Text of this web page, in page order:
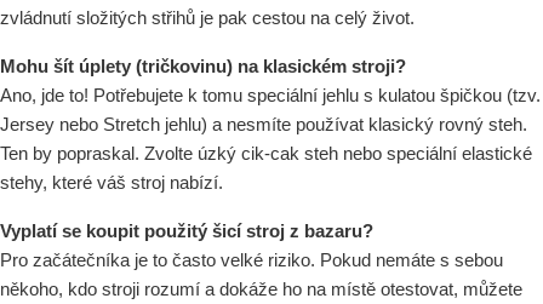
zvládnutí složitých střihů je pak cestou na celý život.
Mohu šít úplety (tričkovinu) na klasickém stroji?
Ano, jde to! Potřebujete k tomu speciální jehlu s kulatou špičkou (tzv.
Jersey nebo Stretch jehlu) a nesmíte používat klasický rovný steh.
Ten by popraskal. Zvolte úzký cik-cak steh nebo speciální elastické
stehy, které váš stroj nabízí.
Vyplatí se koupit použitý šicí stroj z bazaru?
Pro začátečníka je to často velké riziko. Pokud nemáte s sebou
někoho, kdo stroji rozumí a dokáže ho na místě otestovat, můžete